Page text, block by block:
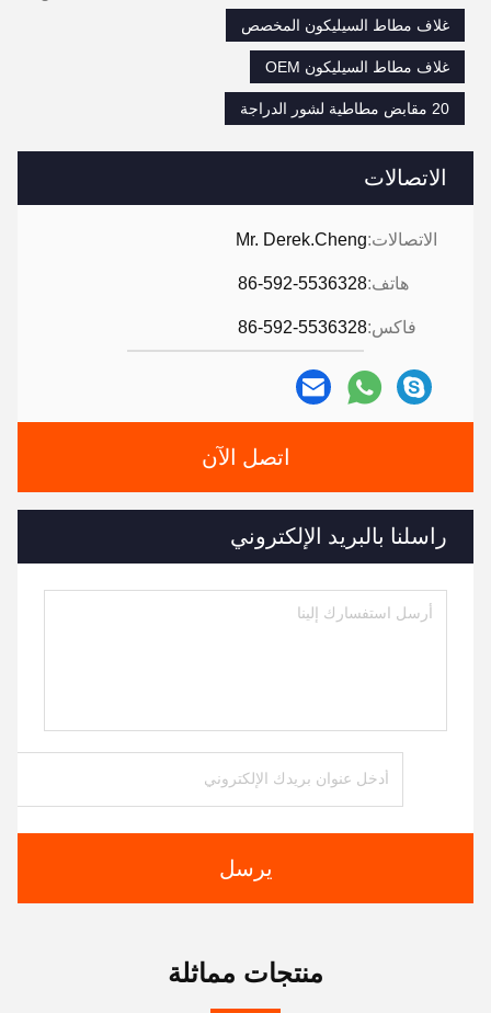
الاتصالات
الاتصالات:Mr. Derek.Cheng
هاتف:86-592-5536328
فاكس:86-592-5536328
اتصل الآن
راسلنا بالبريد الإلكتروني
يرسل
غلاف مطاط السيليكون المخصص
غلاف مطاط السيليكون OEM
20 مقابض مطاطية لشور الدراجة
منتجات مماثلة